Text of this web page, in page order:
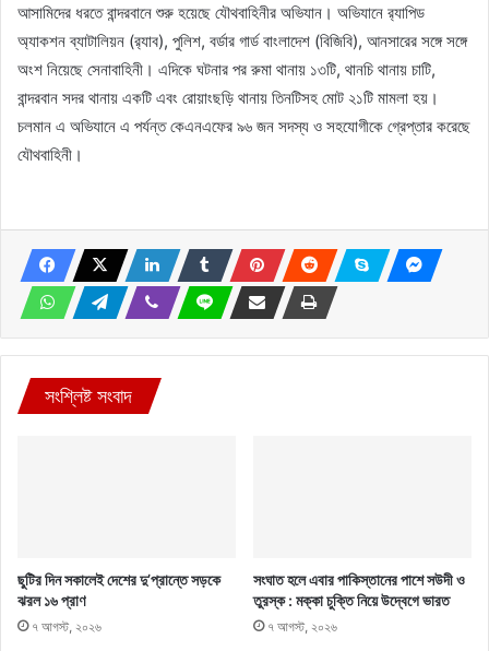
আসামিদের ধরতে বান্দরবানে শুরু হয়েছে যৌথবাহিনীর অভিযান। অভিযানে র‌্যাপিড
অ্যাকশন ব্যাটালিয়ন (র‌্যাব), পুলিশ, বর্ডার গার্ড বাংলাদেশ (বিজিবি), আনসারের সঙ্গে সঙ্গে
অংশ নিয়েছে সেনাবাহিনী। এদিকে ঘটনার পর রুমা থানায় ১৩টি, থানচি থানায় চাটি,
বান্দরবান সদর থানায় একটি এবং রোয়াংছড়ি থানায় তিনটিসহ মোট ২১টি মামলা হয়।
চলমান এ অভিযানে এ পর্যন্ত কেএনএফের ৯৬ জন সদস্য ও সহযোগীকে গ্রেপ্তার করেছে
যৌথবাহিনী।
সংশ্লিষ্ট সংবাদ
ছুটির দিন সকালেই দেশের দু’প্রান্তে সড়কে
ঝরল ১৬ প্রাণ
৭ আগস্ট, ২০২৬
সংঘাত হলে এবার পাকিস্তানের পাশে সউদী ও
তুরস্ক : মক্কা চুক্তি নিয়ে উদ্বেগে ভারত
৭ আগস্ট, ২০২৬